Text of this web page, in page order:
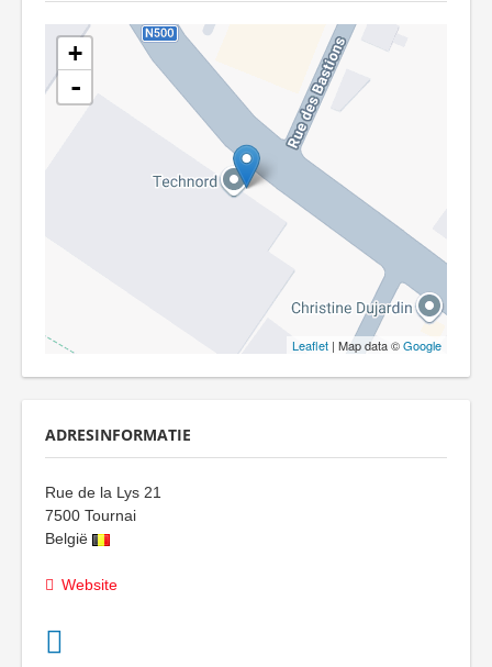
+
-
Leaflet | Map data ©Google
ADRESINFORMATIE
Rue de la Lys 21
7500 Tournai
België
Website